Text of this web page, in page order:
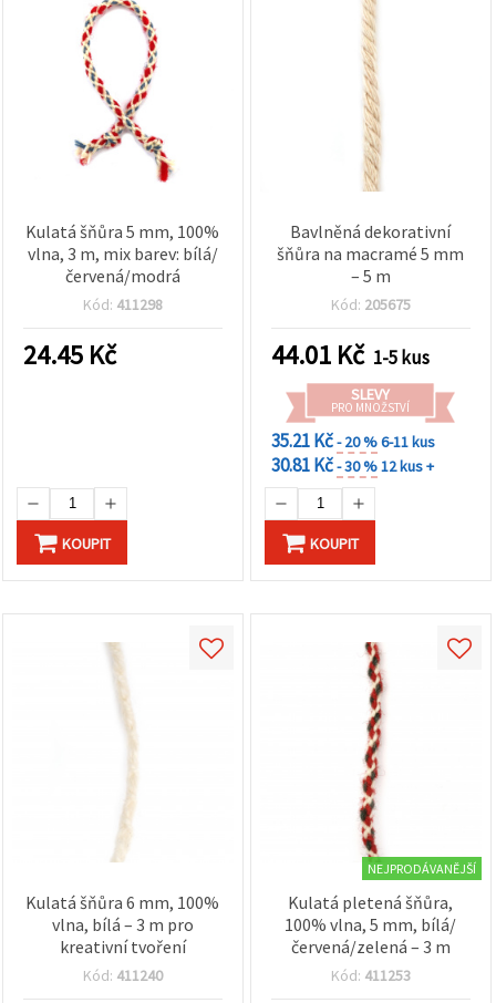
Nastavení
Kulatá šňůra 5 mm, 100%
vlna, 3 m, mix barev: bílá/
červená/modrá
Kód: 411298
24.45 Kč
KOUPIT
Bavlněná dekorativní
šňůra na macramé 5 mm
– 5 m
Kód: 205675
44.01 Kč 1-5 kus
SLEVY
PRO MNOŽSTVÍ
35.21 Kč- 20 %6-11 kus
30.81 Kč- 30 %12 kus +
KOUPIT
Kulatá šňůra 6 mm, 100%
vlna, bílá – 3 m pro
kreativní tvoření
Kód: 411240
NEJPRODÁVANĚJŠÍ
Kulatá pletená šňůra,
100% vlna, 5 mm, bílá/
červená/zelená – 3 m
Kód: 411253